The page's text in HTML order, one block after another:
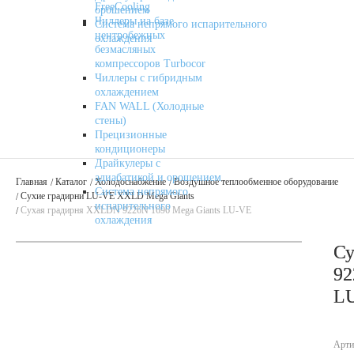
орошением
Система непрямого испарительного
охлаждения
FreeCooling
Чиллеры на базе
центробежных
безмасляных
компрессоров Turbocor
Чиллеры с гибридным
охлаждением
FAN WALL (Холодные
стены)
Прецизионные
кондиционеры
Драйкулеры с
адиабатикой и орошением
Система непрямого
испарительного
охлаждения
Главная Каталог Холодоснабжение
Воздушное теплообменное оборудование
Сухие градирни LU-VE XXLD Mega Giants
Сухая градирня XXLDN 9226N 1696 Mega Giants LU-VE